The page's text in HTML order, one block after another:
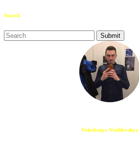
Search
Volodymyr Vrublevskyy